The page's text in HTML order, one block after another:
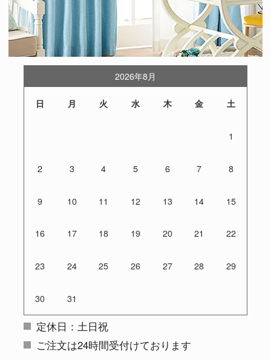
2026年8月
日 月 火 水 木 金 土
1
2 3 4 5 6 7 8
9 10 11 12 13 14 15
16 17 18 19 20 21 22
23 24 25 26 27 28 29
30 31
定休日：土日祝
ご注文は24時間受付けております